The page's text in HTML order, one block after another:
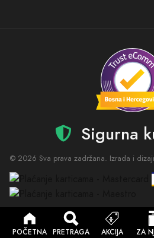
POČETNA PRETRAGA AKCIJA ZA
Sigurna
© 2026 Sva prava zadržana. Izrada i